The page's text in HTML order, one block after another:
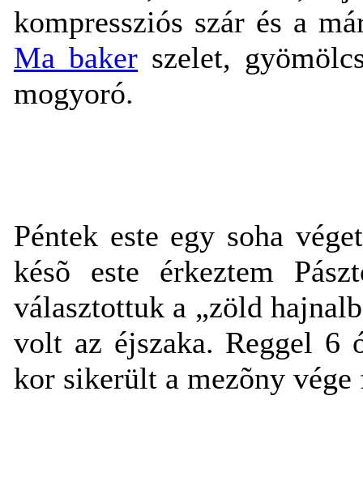
kompressziós szár és a
Ma baker szelet,
mogyoró.
Péntek este egy soha
késõ este érkeztem
választottuk a „zöld
volt az éjszaka. Reggel 6
kor sikerült a mezõny